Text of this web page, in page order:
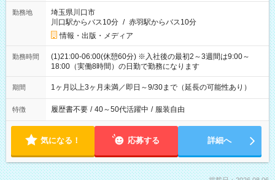
勤務地
埼玉県川口市
川口駅からバス10分 / 赤羽駅からバス10分
情報・出版・メディア
勤務時間
(1)21:00-06:00(休憩60分) ※入社後の最初2～3週間は9:00～
18:00（実働8時間）の日勤で勤務になります
期間 1ヶ月以上3ヶ月未満／即日～9/30まで（延長の可能性あり）
特徴 履歴書不要 / 40～50代活躍中 / 服装自由
気になる！ 応募する 詳細へ